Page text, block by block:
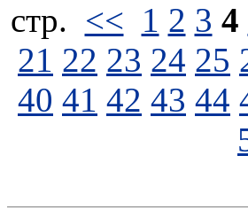
стp. << 1 2 3 4
21 22 23 24 25
40 41 42 43 44